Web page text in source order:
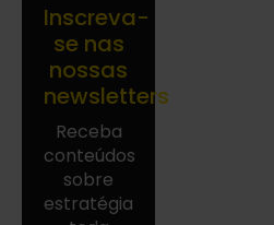
Inscreva-
se nas
nossas
newsletters
Receba
conteúdos
sobre
estratégia